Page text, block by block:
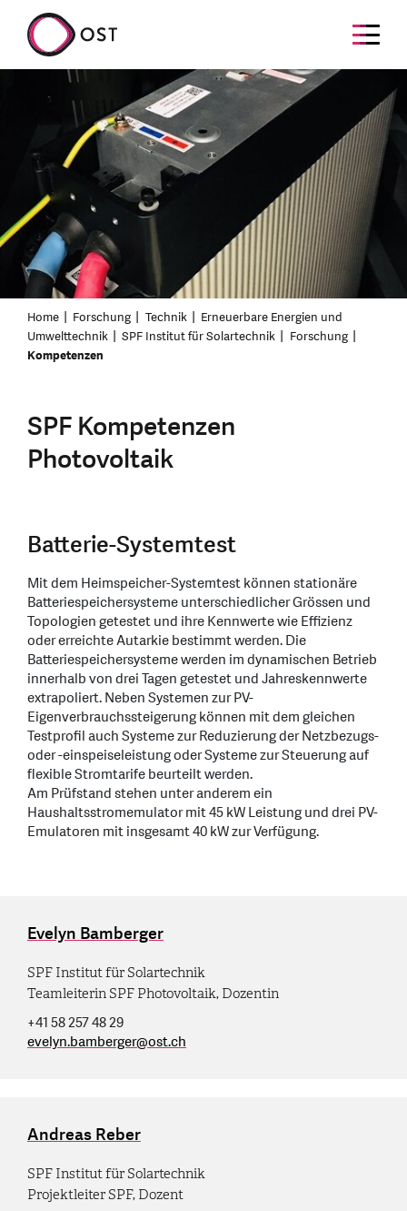
Home Forschung Technik
Erneuerbare Energien und
Umwelttechnik
SPF Institut für Solartechnik
Forschung
Kompetenzen
SPF Kompetenzen
Photovoltaik
Batterie-Systemtest
Mit dem Heimspeicher-Systemtest können stationäre
Batteriespeichersysteme unterschiedlicher Grössen und
Topologien getestet und ihre Kennwerte wie Effizienz
oder erreichte Autarkie bestimmt werden. Die
Batteriespeichersysteme werden im dynamischen Betrieb
innerhalb von drei Tagen getestet und Jahreskennwerte
extrapoliert. Neben Systemen zur PV-
Eigenverbrauchssteigerung können mit dem gleichen
Testprofil auch Systeme zur Reduzierung der Netzbezugs-
oder -einspeiseleistung oder Systeme zur Steuerung auf
flexible Stromtarife beurteilt werden.
Am Prüfstand stehen unter anderem ein
Haushaltsstromemulator mit 45 kW Leistung und drei PV-
Emulatoren mit insgesamt 40 kW zur Verfügung.
Evelyn Bamberger
SPF Institut für Solartechnik
Teamleiterin SPF Photovoltaik, Dozentin
+41 58 257 48 29
evelyn.bamberger@ost.ch
Andreas Reber
SPF Institut für Solartechnik
Projektleiter SPF, Dozent